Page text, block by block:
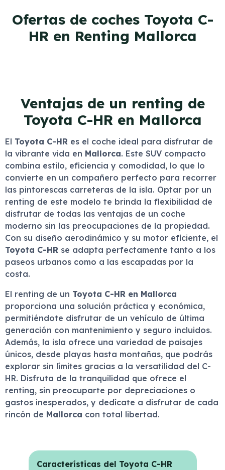
Ofertas de coches Toyota C-
HR en Renting Mallorca
Ventajas de un renting de
Toyota C-HR en Mallorca
El Toyota C-HR es el coche ideal para disfrutar de
la vibrante vida en Mallorca. Este SUV compacto
combina estilo, eficiencia y comodidad, lo que lo
convierte en un compañero perfecto para recorrer
las pintorescas carreteras de la isla. Optar por un
renting de este modelo te brinda la flexibilidad de
disfrutar de todas las ventajas de un coche
moderno sin las preocupaciones de la propiedad.
Con su diseño aerodinámico y su motor eficiente, el
Toyota C-HR se adapta perfectamente tanto a los
paseos urbanos como a las escapadas por la
costa.
El renting de un Toyota C-HR en Mallorca
proporciona una solución práctica y económica,
permitiéndote disfrutar de un vehículo de última
generación con mantenimiento y seguro incluidos.
Además, la isla ofrece una variedad de paisajes
únicos, desde playas hasta montañas, que podrás
explorar sin límites gracias a la versatilidad del C-
HR. Disfruta de la tranquilidad que ofrece el
renting, sin preocuparte por depreciaciones o
gastos inesperados, y dedícate a disfrutar de cada
rincón de Mallorca con total libertad.
Características del Toyota C-HR